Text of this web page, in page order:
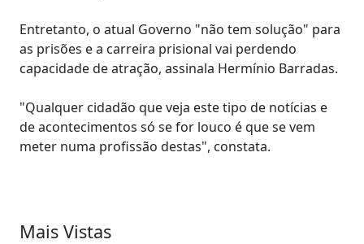
Entretanto, o atual Governo "não tem solução" para
as prisões e a carreira prisional vai perdendo
capacidade de atração, assinala Hermínio Barradas.
"Qualquer cidadão que veja este tipo de notícias e
de acontecimentos só se for louco é que se vem
meter numa profissão destas", constata.
Mais Vistas